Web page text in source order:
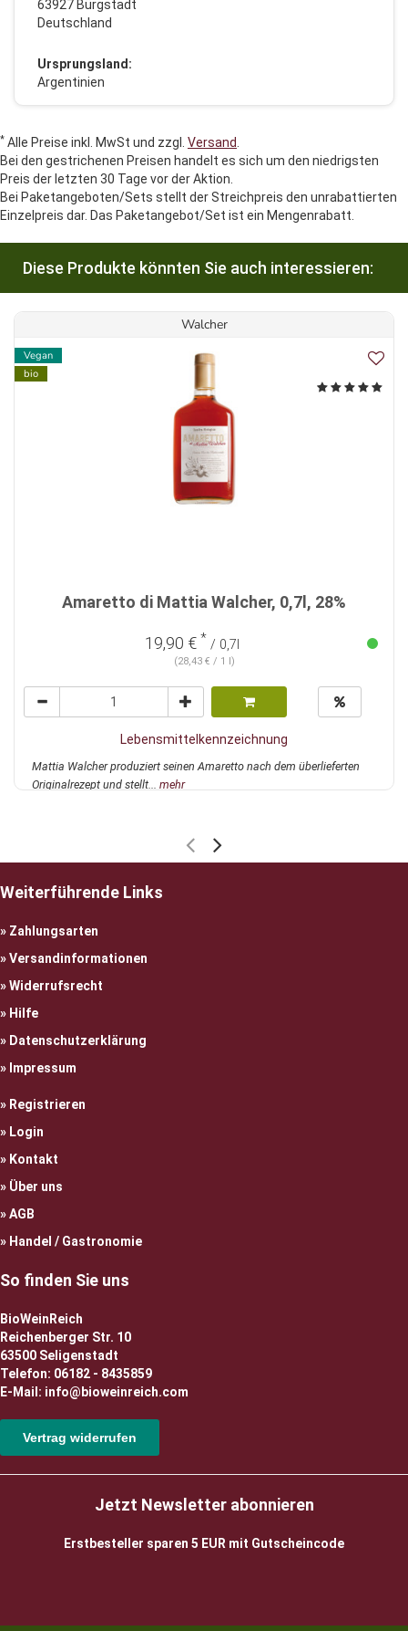
63927 Bürgstadt
Deutschland
Ursprungsland:
Argentinien
* Alle Preise inkl. MwSt und zzgl. Versand
Bei den gestrichenen Preisen handelt es sich um den niedrigsten
Preis der letzten 30 Tage vor der Aktion.
Bei Paketangeboten/Sets stellt der Streichpreis den unrabattierten
Einzelpreis dar. Das Paketangebot/Set ist ein Mengenrabatt.
Diese Produkte könnten Sie auch interessieren:
Walcher
Vegan
bio
Amaretto di Mattia Walcher, 0,7l, 28%
19,90 € * / 0,7l
(28,43 € / 1 l)
Lebensmittelkennzeichnung
Mattia Walcher produziert seinen Amaretto nach dem überlieferten
Originalrezept und stellt... mehr
Weiterführende Links
Zahlungsarten
Versandinformationen
Widerrufsrecht
Hilfe
Datenschutzerklärung
Impressum
Registrieren
Login
Kontakt
Über uns
AGB
Handel / Gastronomie
So finden Sie uns
BioWeinReich
Reichenberger Str. 10
63500 Seligenstadt
Telefon: 06182 - 8435859
E-Mail: info@bioweinreich.com
Vertrag widerrufen
Jetzt Newsletter abonnieren
Erstbesteller sparen 5 EUR mit Gutscheincode